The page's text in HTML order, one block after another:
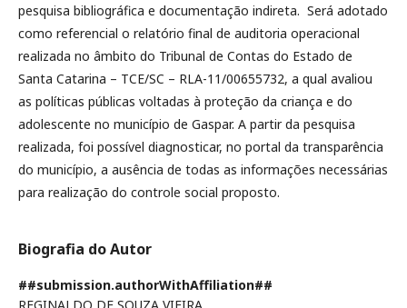
pesquisa bibliográfica e documentação indireta. Será adotado
como referencial o relatório final de auditoria operacional
realizada no âmbito do Tribunal de Contas do Estado de
Santa Catarina – TCE/SC – RLA-11/00655732, a qual avaliou
as políticas públicas voltadas à proteção da criança e do
adolescente no município de Gaspar. A partir da pesquisa
realizada, foi possível diagnosticar, no portal da transparência
do município, a ausência de todas as informações necessárias
para realização do controle social proposto.
Biografia do Autor
##submission.authorWithAffiliation##